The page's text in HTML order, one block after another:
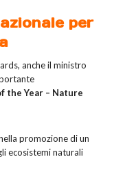
per
anche il ministro
the Year – Nature
promozione di un
ecosistemi naturali